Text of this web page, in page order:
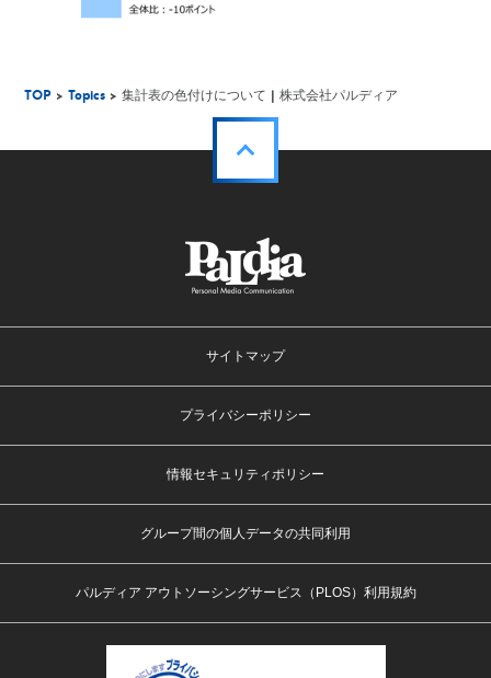
TOP >Topics > 集計表の色付けについて | 株式会社パルディア
サイトマップ
プライバシーポリシー
情報セキュリティポリシー
グループ間の個人データの共同利用
パルディア アウトソーシングサービス（PLOS）利用規約